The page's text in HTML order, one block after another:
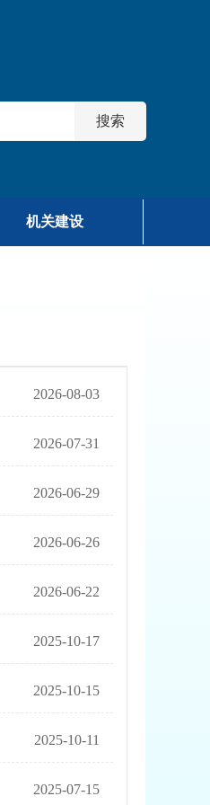
机关建设
2026-08-03
2026-07-31
2026-06-29
2026-06-26
2026-06-22
2025-10-17
2025-10-15
2025-10-11
2025-07-15